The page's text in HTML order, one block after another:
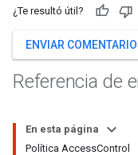
¿Te resultó útil?
ENVIAR
Referencia de
En esta página
Política AccessControl